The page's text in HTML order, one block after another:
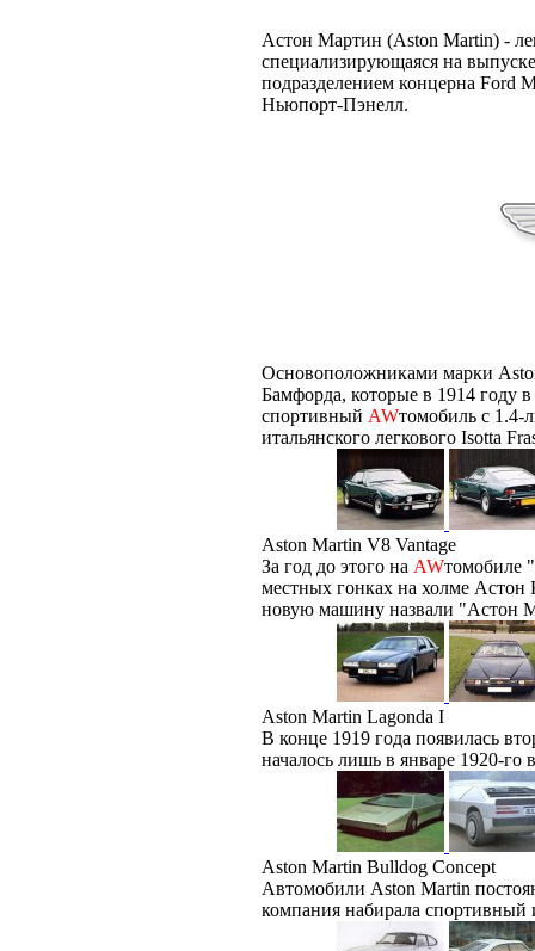
Астон Мартин (Aston Martin) -
специализирующаяся на
подразделением концерна Ford
Ньюпорт-Пэнелл.
Основоположниками марки
Бамфорда, которые в 1914 году
спортивный AWтомобиль с 1.4-
итальянского легкового Isotta
Aston Martin V8 Vantage
За год до этого на AWтомобиле
местных гонках на холме
новую машину назвали "Астон
Aston Martin Lagonda I
В конце 1919 года появилась
началось лишь в январе 1920-го
Aston Martin Bulldog Concept
Автомобили Aston Martin
компания набирала спортивный